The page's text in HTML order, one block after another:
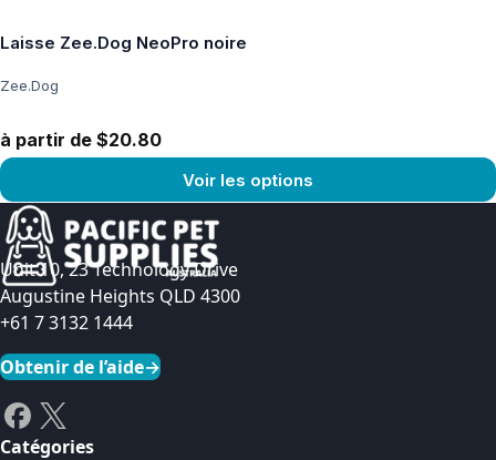
Laisse Zee.Dog NeoPro noire
Zee.Dog
à partir de $20.80
Voir les options
Voir le produit
Unit 10, 23 Technology Drive
Augustine Heights QLD 4300
+61 7 3132 1444
Obtenir de l’aide→
Catégories